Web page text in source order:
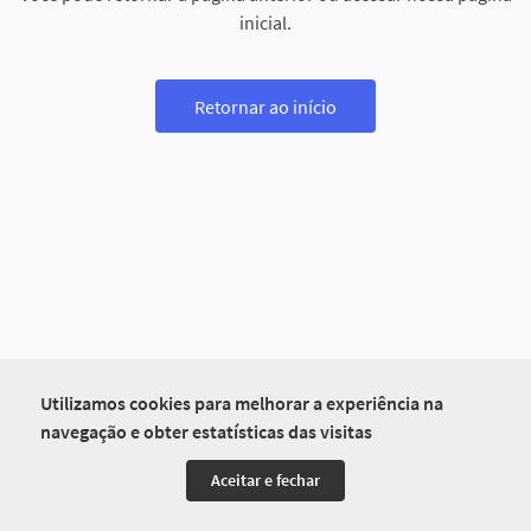
Utilizamos cookies para melhorar a experiência na
navegação e obter estatísticas das visitas
Aceitar e fechar
inicial.
Retornar ao início